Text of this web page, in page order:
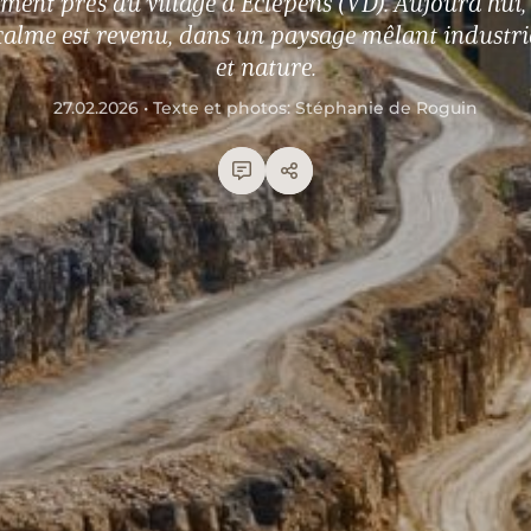
est revenu, dans un paysage mêlant
et nature.
27.02.2026 • Texte et photos: Stéphanie de Roguin